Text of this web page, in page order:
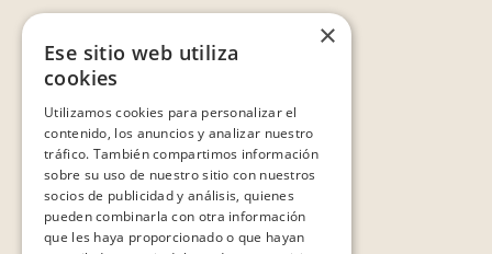
Enlaces:
Contacto
Sobre nosotros
Casos de éxito
Testimonios
×
Ese sitio web utiliza
cookies
Utilizamos cookies para personalizar el
contenido, los anuncios y analizar nuestro
tráfico. También compartimos información
sobre su uso de nuestro sitio con nuestros
socios de publicidad y análisis, quienes
pueden combinarla con otra información
que les haya proporcionado o que hayan